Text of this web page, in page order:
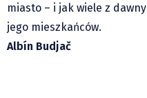
miasto – i jak wiele z
jego mieszkańców.
Albín Budjač